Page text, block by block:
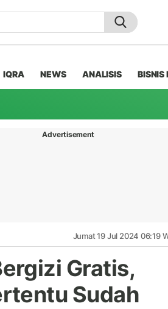
IQRA NEWS ANALISIS BISNIS
Advertisement
Jumat 19 Jul 2024 06:19
Gratis,
Sudah